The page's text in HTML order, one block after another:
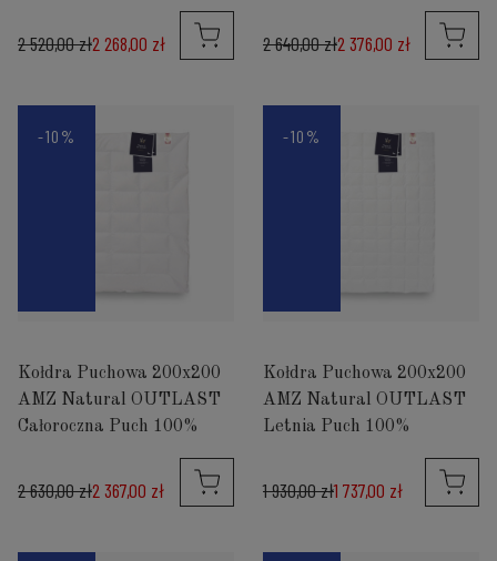
2 268,00 zł
2 520,00 zł 2 376,00 zł
2 640,00 zł
-10%
Kołdra Puchowa 200x200
AMZ Natural OUTLAST
Całoroczna Puch 100%
2 367,00 zł
2 630,00 zł
-10%
Kołdra Puchowa 200x200
AMZ Natural OUTLAST
Letnia Puch 100%
1 737,00 zł
1 930,00 zł